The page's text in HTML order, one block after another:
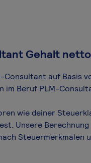
Gehalt
auf Basis
im Beruf PLM-
wie deiner
Unsere
Steuermerkmalen